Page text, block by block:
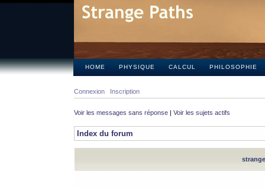
HOME PHYSIQUE CALCUL PHILOSOPHIE
Connexion Inscription
Voir les messages sans réponse | Voir les sujets actifs
Index du forum